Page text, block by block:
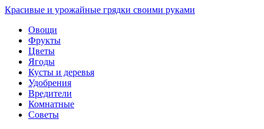
Красивые и урожайные грядки своими руками
Овощи
Фрукты
Цветы
Ягоды
Кусты и деревья
Удобрения
Вредители
Комнатные
Советы